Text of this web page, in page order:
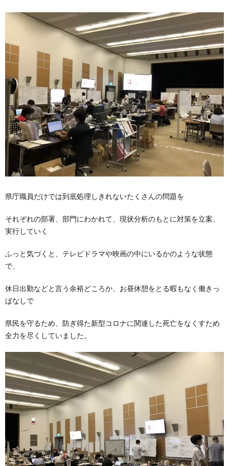
県庁職員だけでは到底処理しきれないたくさんの問題を
それぞれの部署、部門にわかれて、現状分析のもとに対策を立案、
実行していく
ふっと気づくと、テレビドラマや映画の中にいるかのような状態
で、
休日出勤などと言う余裕どころか、お昼休憩をとる暇もなく働きっ
ぱなしで
県民を守るため、防ぎ得た新型コロナに関連した死亡をなくすため
全力を尽くしていました。